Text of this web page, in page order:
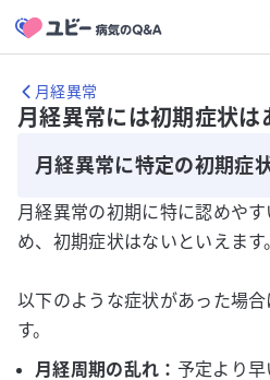
月経異常
月経異常には初期症状は
月経異常に特定の初期症
月経異常の初期に特に認めや
め、初期症状はないといえます。
以下のような症状があった場
す。
月経周期の乱れ： 予定より